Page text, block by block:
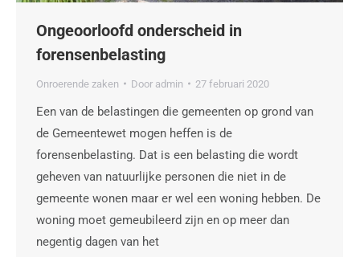
Ongeoorloofd onderscheid in
forensenbelasting
Onroerende zaken Door admin 27 februari 2020
Een van de belastingen die gemeenten op grond van
de Gemeentewet mogen heffen is de
forensenbelasting. Dat is een belasting die wordt
geheven van natuurlijke personen die niet in de
gemeente wonen maar er wel een woning hebben. De
woning moet gemeubileerd zijn en op meer dan
negentig dagen van het